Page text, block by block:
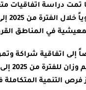
تمت دراسة اتفاقيات
في المناطق
إلى اتفاقية شراكة
فرص التنمية المتكاملة